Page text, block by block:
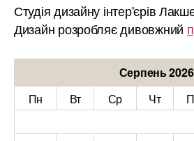
Студія дизайну інтер'єрів
Дизайн розробляє дивовжний
Серпень 2026
Пн
Вт Ср Чт